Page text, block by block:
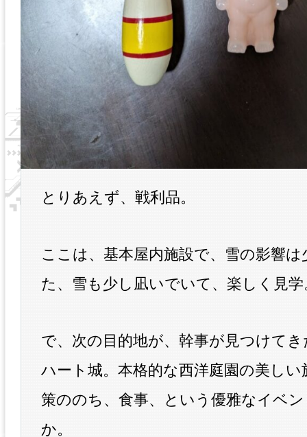
とりあえず、戦利品。
ここは、基本屋内施設で、雪の影響
た、雪も少し凪いでいて、楽しく見学
で、次の目的地が、幹事が見つけて
ハート城。本格的な西洋庭園の美しい
策ののち、食事、という優雅なイベ
か。